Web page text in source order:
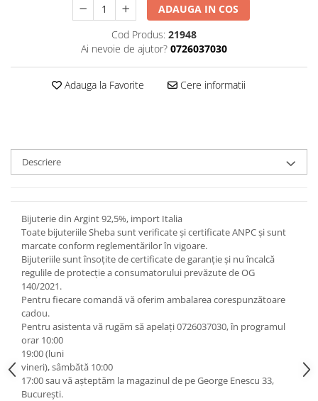
ADAUGA IN COS
Cod Produs: 21948
Ai nevoie de ajutor? 0726037030
Adauga la Favorite Cere informatii
Descriere
Bijuterie din Argint 92,5%, import Italia
Toate bijuteriile Sheba sunt verificate şi certificate ANPC și sunt
marcate conform reglementărilor în vigoare.
Bijuteriile sunt însoţite de certificate de garanţie și nu încalcă
regulile de protecție a consumatorului prevăzute de OG
140/2021.
Pentru fiecare comandă vă oferim ambalarea corespunzătoare
cadou.
Pentru asistenta vă rugăm să apelați 0726037030, în programul
orar 10:00
19:00 (luni
vineri), sâmbătă 10:00
17:00 sau vă așteptăm la magazinul de pe George Enescu 33,
București.